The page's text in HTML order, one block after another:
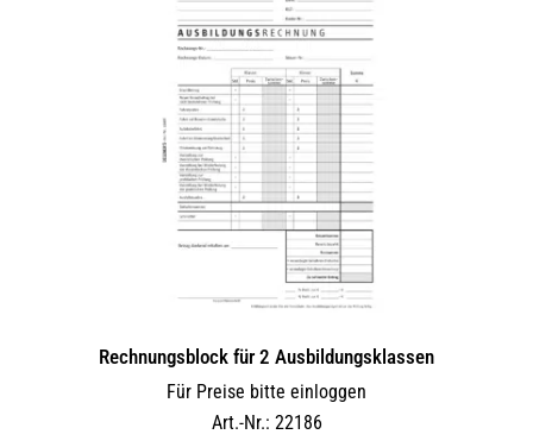
Rechnungsblock für 2 Ausbil­dungs­klassen
Für Preise bitte einloggen
Art.-Nr.: 22186